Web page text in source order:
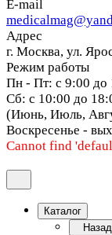
E-mail
Адрес
г. Москва, ул.
Режим работы
Пн - Пт: с 9:00 до
Сб: с 10:00 до
(Июнь, Июль,
Воскресенье -
Cannot find
Каталог
Назад